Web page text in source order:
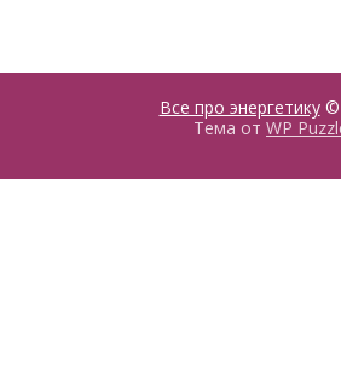
Все про энергетику©
Тема от WP